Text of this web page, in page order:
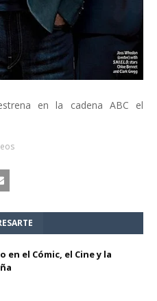
en la cadena ABC el
en el Cómic, el Cine y la